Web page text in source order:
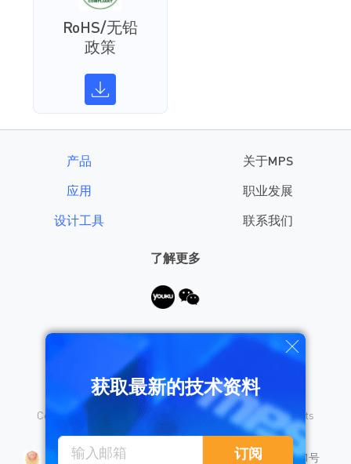
RoHS/无铅
政策
产品
应用
设计工具
关于MPS
职业发展
联系我们
了解更多
需要帮助？
Copyright © 2026 Monolithic Power Systems, Inc. All rights
沪公网安备 31010402008155号
沪ICP备18023031号
获取最新的技术资料
订阅